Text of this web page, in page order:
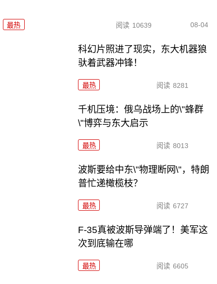
最热 阅读 10639 08-04
科幻片照进了现实，东大机器狼
驮着武器冲锋！
最热 阅读 8281
千机压境：俄乌战场上的\"蜂群
\"博弈与东大启示
最热 阅读 8013
波斯要给中东\"物理断网\"，特朗
普忙递橄榄枝？
最热 阅读 6727
F-35真被波斯导弹端了！美军这
次到底输在哪
最热 阅读 6605